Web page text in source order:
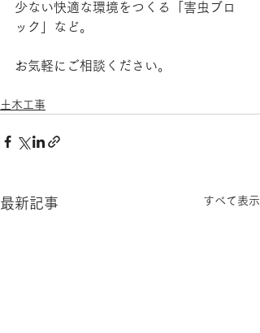
少ない快適な環境をつくる「害虫ブロ
ック」など。
お気軽にご相談ください。
土木工事
最新記事 すべて表示